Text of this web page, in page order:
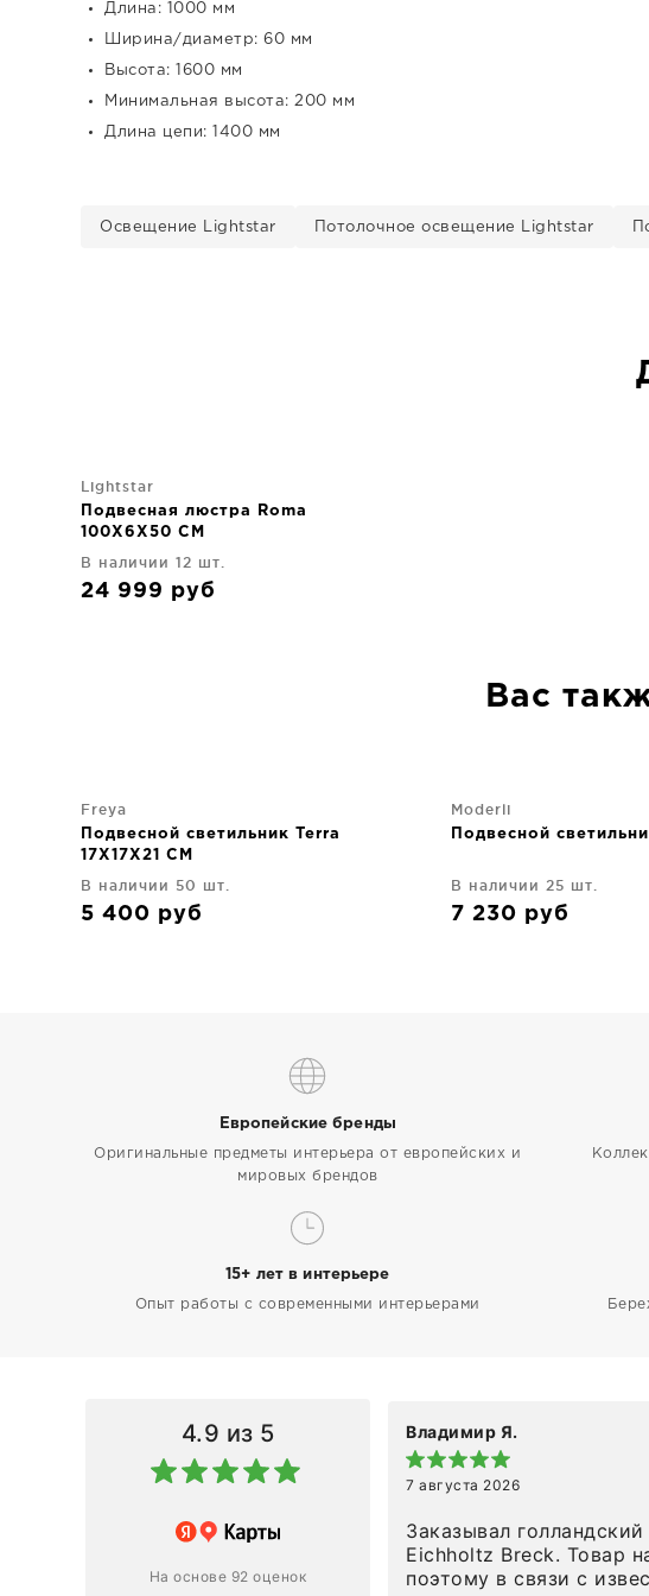
Длина: 1000 мм
Ширина/диаметр: 60 мм
Высота: 1600 мм
Минимальная высота: 200 мм
Длина цепи: 1400 мм
Освещение Lightstar Потолочное освещение Lightstar
Lightstar
Подвесная люстра Roma
100X6X50 CM
В наличии 12 шт.
24 999 руб
Вас
Freya
Подвесной светильник Terra
17X17X21 CM
В наличии 50 шт.
5 400 руб
Moderli
Подвесной
В наличии 25 шт.
7 230 руб
Европейские бренды
Оригинальные предметы интерьера от европейских и
мировых брендов
15+ лет в интерьере
Опыт работы с современными интерьерами
4.9 из 5
На основе 92 оценок
Владимир Я.
7 августа 2026
Заказывал
Eichholtz Breck. Товар
поэтому в связи с